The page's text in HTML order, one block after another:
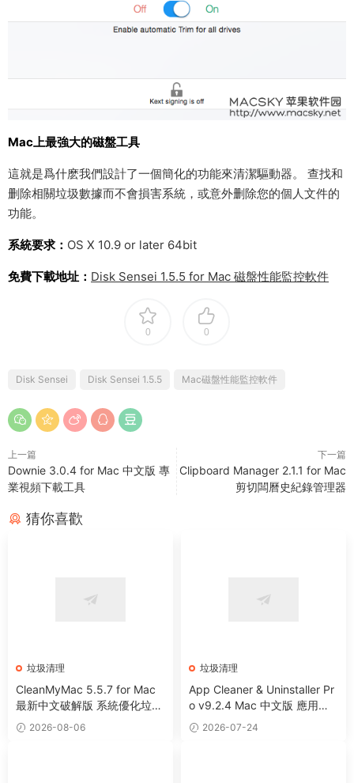
Mac上最強大的磁盤工具
這就是爲什麽我們設計了一個簡化的功能來清潔驅動器。 查找和
删除相關垃圾數據而不會損害系統，或意外删除您的個人文件的
功能。
系統要求： OS X 10.9 or later 64bit
免費下載地址： Disk Sensei 1.5.5 for Mac 磁盤性能監控軟件
0 0
Disk Sensei Disk Sensei 1.5.5 Mac磁盤性能監控軟件
上一篇
Downie 3.0.4 for Mac 中文版 專
業視頻下載工具
下一篇
Clipboard Manager 2.1.1 for Mac
剪切闆曆史紀錄管理器
猜你喜歡
垃圾清理
CleanMyMac 5.5.7 for Mac
最新中文破解版 系統優化垃圾
清理工具
2026-08-06
垃圾清理
App Cleaner & Uninstaller Pr
o v9.2.4 Mac 中文版 應用程
序卸載清理工具
2026-07-24